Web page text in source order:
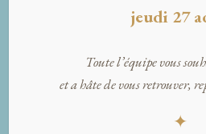
MERCREDI : FERMÉ
VENDREDI : 10H00 – 19H00
jeudi 27
Toute l’équipe vous
et a hâte de vous retrouver,
✦